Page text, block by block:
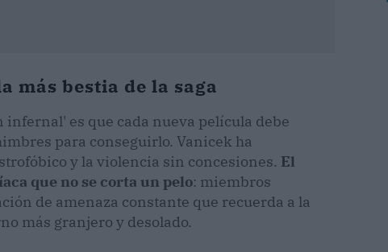
más bestia de la saga
es que cada nueva película debe
para conseguirlo. Vanicek ha
y la violencia sin concesiones. El
que no se corta un pelo: miembros
de amenaza constante que recuerda a la
más granjero y desolado.